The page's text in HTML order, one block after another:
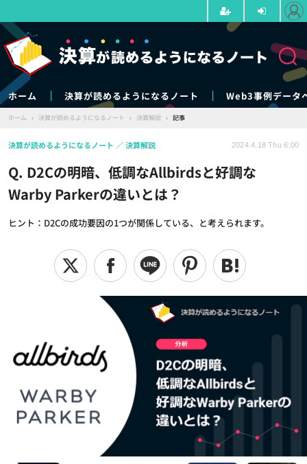
ホーム 決算が読めるようになるノート Web3事例データ
ホーム › 決算が読めるようになるノート › 決算解説 › 記事
Q. D2Cの明暗、低調なAllbirdsと好調な
Warby Parkerの違いとは？
ヒント：D2Cの成功要因の1つが関係している、と考えられます。
決算が読めるようになるノート 決算解説 2024.4.18 Thu 6:00